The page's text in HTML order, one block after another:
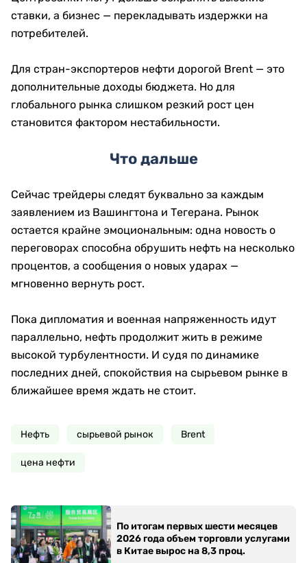
ставки, а бизнес — перекладывать издержки на
потребителей.
Для стран-экспортеров нефти дорогой Brent — это
дополнительные доходы бюджета. Но для
глобального рынка слишком резкий рост цен
становится фактором нестабильности.
Что дальше
Сейчас трейдеры следят буквально за каждым
заявлением из Вашингтона и Тегерана. Рынок
остается крайне эмоциональным: одна новость о
переговорах способна обрушить нефть на несколько
процентов, а сообщения о новых ударах —
мгновенно вернуть рост.
Пока дипломатия и военная напряженность идут
параллельно, нефть продолжит жить в режиме
высокой турбулентности. И судя по динамике
последних дней, спокойствия на сырьевом рынке в
ближайшее время ждать не стоит.
Нефть сырьевой рынок Brent
цена нефти
По итогам первых шести месяцев
2026 года объем торговли услугами
в Китае вырос на 8,3 проц.